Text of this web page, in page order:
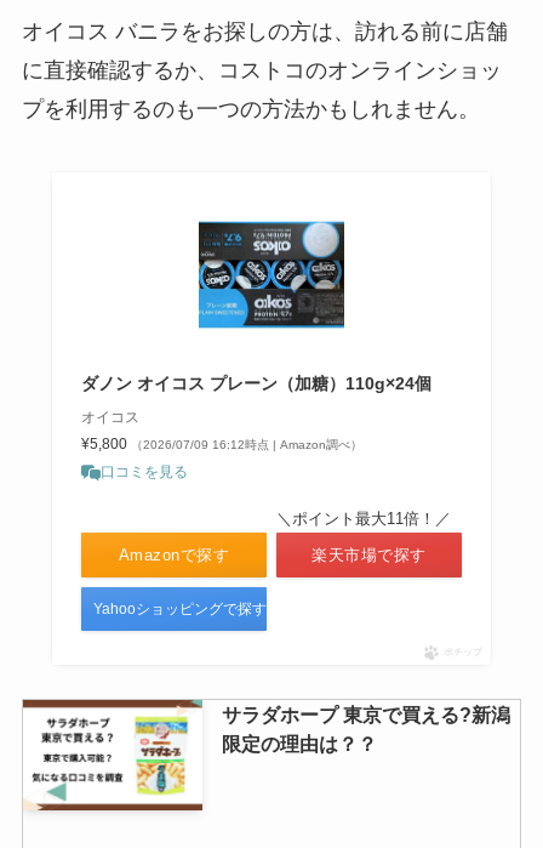
オイコス バニラをお探しの方は、訪れる前に店舗
に直接確認するか、コストコのオンラインショッ
プを利用するのも一つの方法かもしれません。
ダノン オイコス プレーン（加糖）110g×24個
オイコス
¥5,800
（2026/07/09 16:12時点 | Amazon調べ）
口コミを見る
Amazonで探す
＼ポイント最大11倍！／
楽天市場で探す
Yahooショッピングで探す
ポチップ
サラダホープ 東京で買える?新潟
限定の理由は？？